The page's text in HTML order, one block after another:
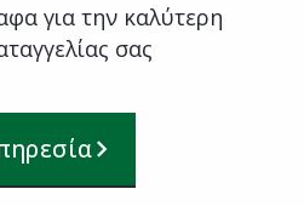
για την καλύτερη
σας